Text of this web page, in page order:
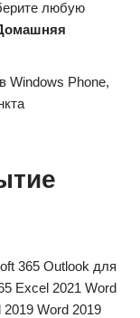
любую
Windows Phone,
365 Outlook для
Excel 2021 Word
Word 2019